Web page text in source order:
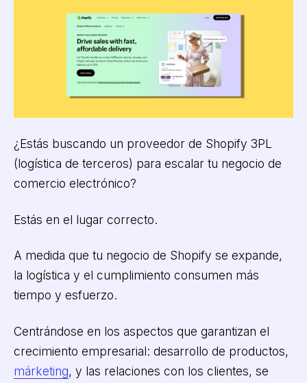
¿Estás buscando un proveedor de Shopify 3PL
(logística de terceros) para escalar tu negocio de
comercio electrónico?
Estás en el lugar correcto.
A medida que tu negocio de Shopify se expande,
la logística y el cumplimiento consumen más
tiempo y esfuerzo.
Centrándose en los aspectos que garantizan el
crecimiento empresarial: desarrollo de productos,
márketing, y las relaciones con los clientes, se